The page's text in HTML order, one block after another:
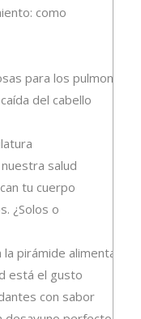
como
para los pulmones
del cabello
salud
tu cuerpo
¿Solos o
pirámide alimentaria
está el gusto
con sabor